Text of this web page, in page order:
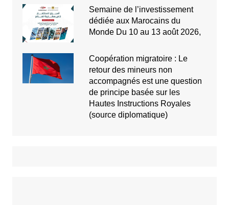
Semaine de l’investissement
dédiée aux Marocains du
Monde Du 10 au 13 août 2026,
Coopération migratoire : Le
retour des mineurs non
accompagnés est une question
de principe basée sur les
Hautes Instructions Royales
(source diplomatique)